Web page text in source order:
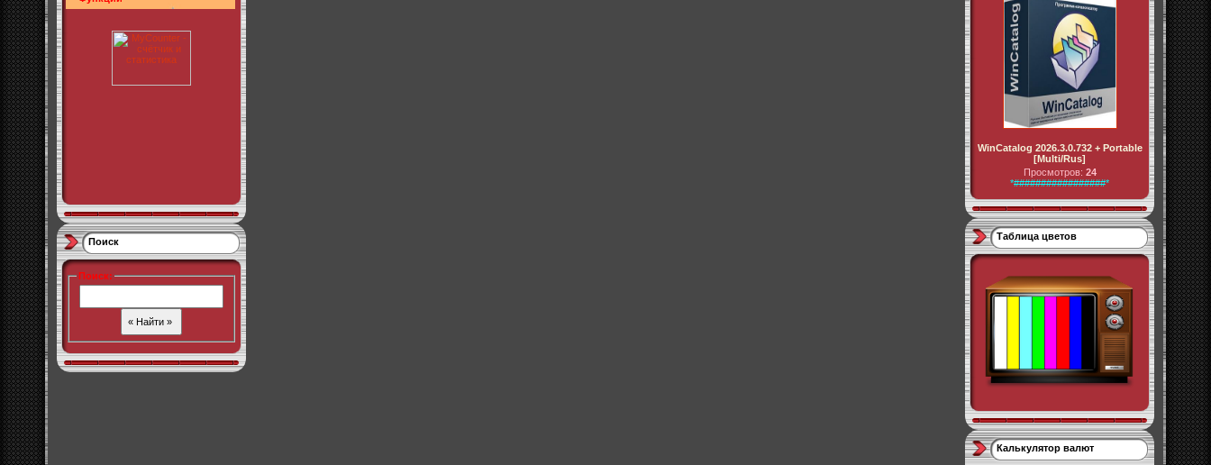
Поиск
Поиск:
WinCatalog 2026.3.0.732 + Portable
[Multi/Rus]
Просмотров: 24
*#################*
Таблица цветов
Калькулятор валют